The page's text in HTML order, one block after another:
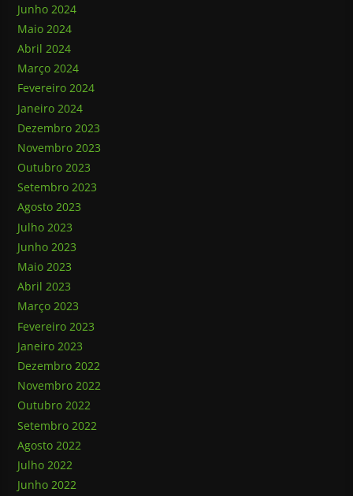
Junho 2024
Maio 2024
Abril 2024
Março 2024
Fevereiro 2024
Janeiro 2024
Dezembro 2023
Novembro 2023
Outubro 2023
Setembro 2023
Agosto 2023
Julho 2023
Junho 2023
Maio 2023
Abril 2023
Março 2023
Fevereiro 2023
Janeiro 2023
Dezembro 2022
Novembro 2022
Outubro 2022
Setembro 2022
Agosto 2022
Julho 2022
Junho 2022